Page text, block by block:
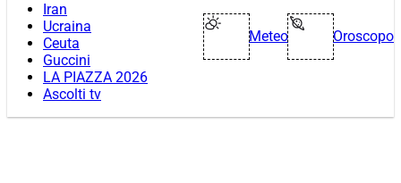
Iran
Ucraina
Ceuta
Guccini
LA PIAZZA 2026
Ascolti tv
Meteo Oroscopo